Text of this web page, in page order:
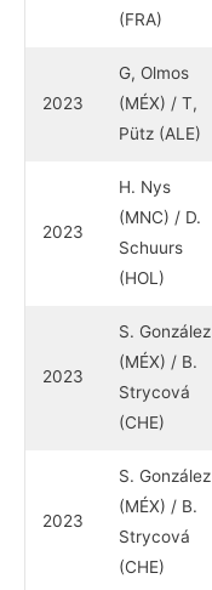
(FRA)
2023
G, Olmos
(MÉX) / T,
Pütz (ALE)
2023
H. Nys
(MNC) / D.
Schuurs
(HOL)
2023
S. González
(MÉX) / B.
Strycová
(CHE)
2023
S. González
(MÉX) / B.
Strycová
(CHE)